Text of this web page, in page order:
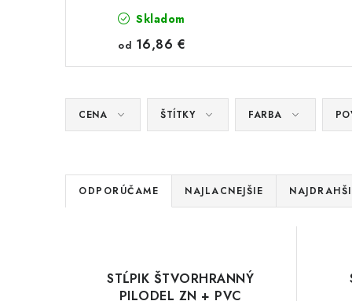
Skladom
od 16,86 €
CENA ŠTÍTKY FARBA
R
a
ODPORÚČAME NAJLACNEJŠIE
STĹPIK ŠTVORHRANNÝ
PILODEL ZN + PVC